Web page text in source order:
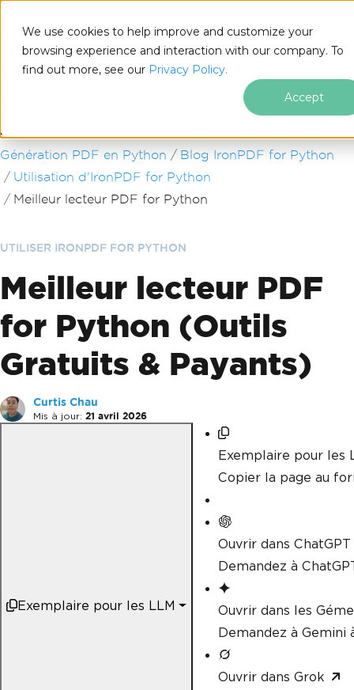
We use cookies to help improve and customize your
browsing experience and interaction with our company. To
find out more, see our Privacy Policy.
Accept
Passer au contenu du pied de page
Génération PDF en Python
Blog IronPDF for Python
Utilisation d'IronPDF for Python
Meilleur lecteur PDF for Python
UTILISER IRONPDF FOR PYTHON
Meilleur lecteur PDF
for Python (Outils
Gratuits & Payants)
Curtis Chau
Mis à jour: 21 avril 2026
Exemplaire pour les LLM
Exemplaire pour les
Copier la page au
Ouvrir dans ChatGPT
Demandez à
Ouvrir dans les
Demandez à
Ouvrir dans Grok